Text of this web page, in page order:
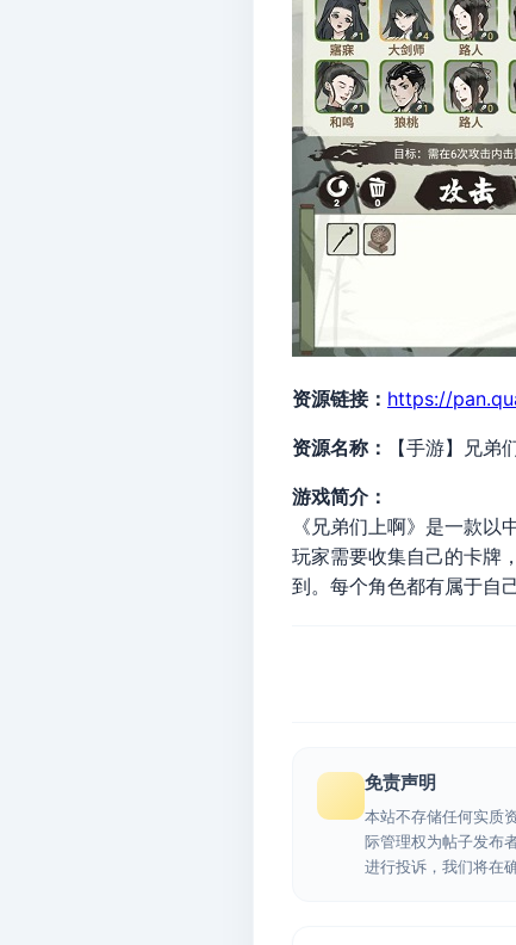
资源链接： https://
资源名称： 【手游】兄弟
游戏简介：
《兄弟们上啊》是一款
玩家需要收集自己的卡牌
到。每个角色都有属于自
免责声明
本站不存储任何实质
际管理权为帖子发布
进行投诉，我们将在